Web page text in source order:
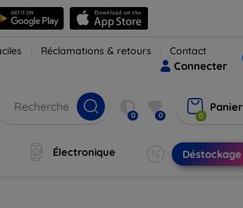
Réclamations & retours Contact
Connecter
0 0 0
Panier
Électronique Déstockage